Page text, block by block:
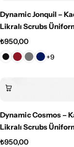
Dynamic Jonquil –
Likralı Scrubs
₺950,00
+9
Dynamic Cosmos –
Likralı Scrubs
₺950,00